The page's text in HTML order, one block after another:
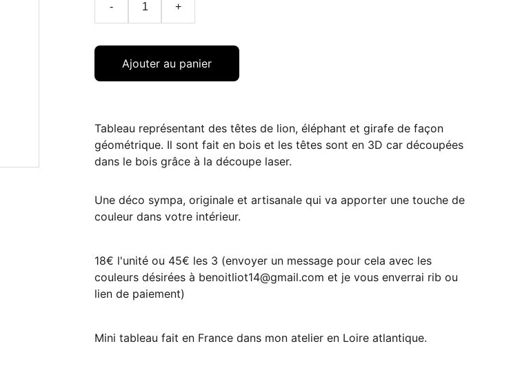
- +
Ajouter au panier
Tableau représentant des têtes de lion, éléphant et girafe de façon
géométrique. Il sont fait en bois et les têtes sont en 3D car découpées
dans le bois grâce à la découpe laser.
Une déco sympa, originale et artisanale qui va apporter une touche de
couleur dans votre intérieur.
18€ l'unité ou 45€ les 3 (envoyer un message pour cela avec les
couleurs désirées à benoitliot14@gmail.com et je vous enverrai rib ou
lien de paiement)
Mini tableau fait en France dans mon atelier en Loire atlantique.